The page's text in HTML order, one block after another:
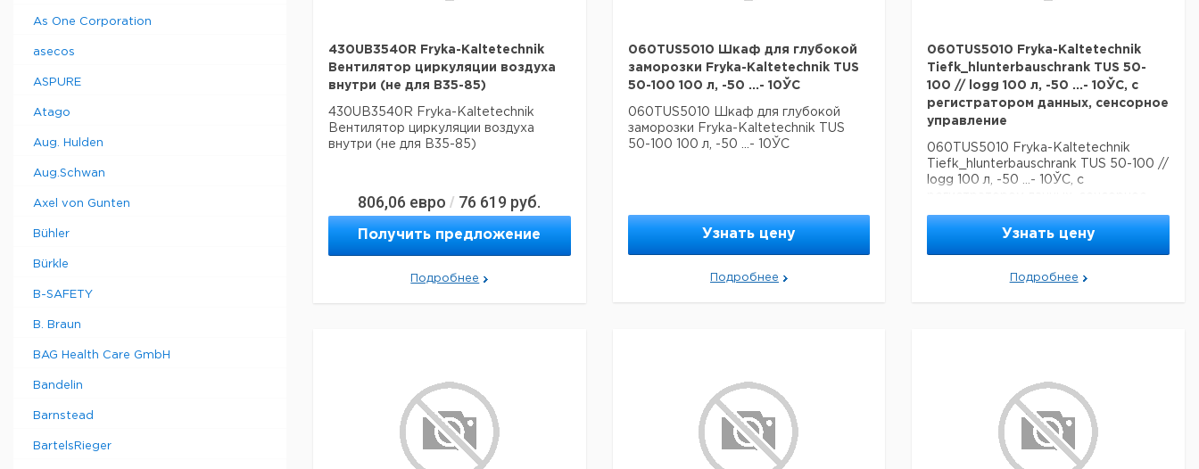
As One Corporation
asecos
ASPURE
Atago
Aug. Hulden
Aug.Schwan
Axel von Gunten
Bühler
Bürkle
B-SAFETY
B. Braun
BAG Health Care GmbH
Bandelin
Barnstead
BartelsRieger
430UB3540R Fryka-Kaltetechnik
Вентилятор циркуляции воздуха
внутри (не для B35-85)
430UB3540R Fryka-Kaltetechnik
Вентилятор циркуляции воздуха
внутри (не для B35-85)
806,06 евро / 76 619 руб.
Получить предложение
Подробнее
060TUS5010 Шкаф для глубокой
заморозки Fryka-Kaltetechnik TUS
50-100 100 л, -50 ...- 10ЎC
060TUS5010 Шкаф для глубокой
заморозки Fryka-Kaltetechnik TUS
50-100 100 л, -50 ...- 10ЎC
Узнать цену
Подробнее
060TUS5010 Fryka-Kaltetechnik
Tiefk_hlunterbauschrank TUS 50-
100 // logg 100 л, -50 ...- 10ЎC, с
регистратором данных, сенсорное
управление
060TUS5010 Fryka-Kaltetechnik
Tiefk_hlunterbauschrank TUS 50-100 //
logg 100 л, -50 ...- 10ЎC, с
Узнать цену
Подробнее